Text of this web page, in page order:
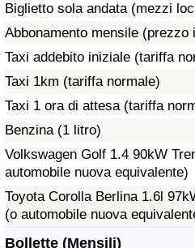
Biglietto sola andata (mezzi
Abbonamento mensile (prezzo
Taxi addebito iniziale (tariffa
Taxi 1km (tariffa normale)
Taxi 1 ora di attesa (tariffa
Benzina (1 litro)
Volkswagen Golf 1.4 90kW
automobile nuova equivalente)
Toyota Corolla Berlina 1.6l
(o automobile nuova
Bollette (Mensili)